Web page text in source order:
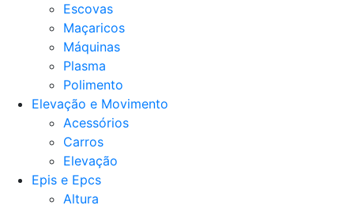
Escovas
Maçaricos
Máquinas
Plasma
Polimento
Elevação e Movimento
Acessórios
Carros
Elevação
Epis e Epcs
Altura